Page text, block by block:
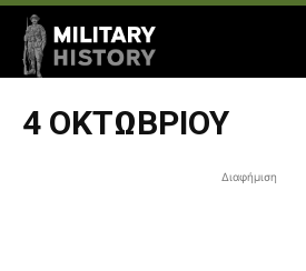
4 ΟΚΤΩΒΡΊΟΥ
Διαφήμιση